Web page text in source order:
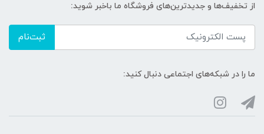
از تخفیف‌ها و جدیدترین‌های فروشگاه ما باخبر شوید:
ثبت‌نام
ما را در شبکه‌های اجتماعی دنبال کنید: